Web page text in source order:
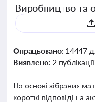
Виробництво та
Опрацьовано: 14447
Виявлено: 2
На основі зібраних
короткі відповіді на